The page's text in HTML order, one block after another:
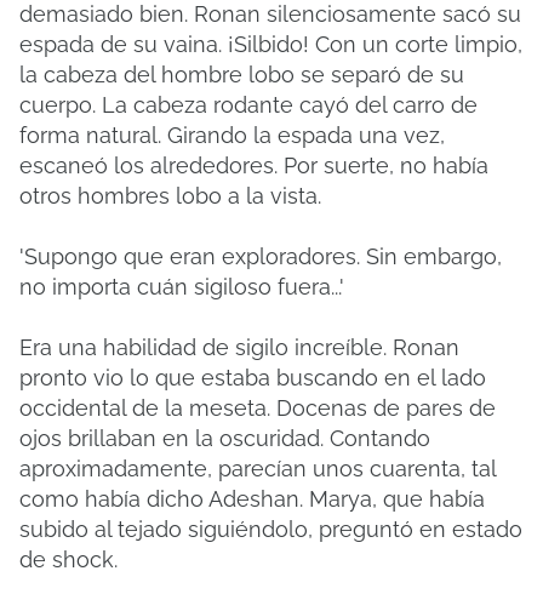
demasiado bien. Ronan silenciosamente sacó su
espada de su vaina. ¡Silbido! Con un corte limpio,
la cabeza del hombre lobo se separó de su
cuerpo. La cabeza rodante cayó del carro de
forma natural. Girando la espada una vez,
escaneó los alrededores. Por suerte, no había
otros hombres lobo a la vista.
'Supongo que eran exploradores. Sin embargo,
no importa cuán sigiloso fuera...'
Era una habilidad de sigilo increíble. Ronan
pronto vio lo que estaba buscando en el lado
occidental de la meseta. Docenas de pares de
ojos brillaban en la oscuridad. Contando
aproximadamente, parecían unos cuarenta, tal
como había dicho Adeshan. Marya, que había
subido al tejado siguiéndolo, preguntó en estado
de shock.